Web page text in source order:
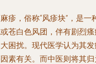
疹，俗称“风疹块”，是
苍白色风团，伴有剧烈
困扰。现代医学认为其
素有关。而中医则将其